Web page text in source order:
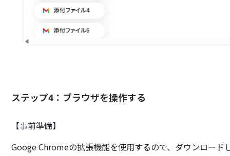
ステップ4：ブラウザを操作する
【事前準備】
Googe Chromeの拡張機能を使用するので、ダウンロード